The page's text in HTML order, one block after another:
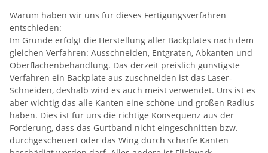
Warum haben wir uns für dieses Fertigungsverfahren
entschieden:
Im Grunde erfolgt die Herstellung aller Backplates nach dem
gleichen Verfahren: Ausschneiden, Entgraten, Abkanten und
Oberflächenbehandlung. Das derzeit preislich günstigste
Verfahren ein Backplate aus zuschneiden ist das Laser-
Schneiden, deshalb wird es auch meist verwendet. Uns ist es
aber wichtig das alle Kanten eine schöne und großen Radius
haben. Dies ist für uns die richtige Konsequenz aus der
Forderung, dass das Gurtband nicht eingeschnitten bzw.
durchgescheuert oder das Wing durch scharfe Kanten